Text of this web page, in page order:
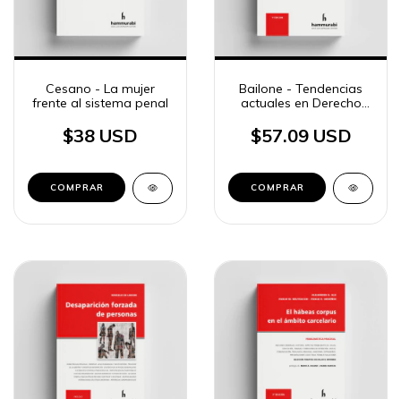
Cesano - La mujer
frente al sistema penal
$38 USD
COMPRAR
Bailone - Tendencias
actuales en Derecho
Política Criminal
$57.09 USD
COMPRAR